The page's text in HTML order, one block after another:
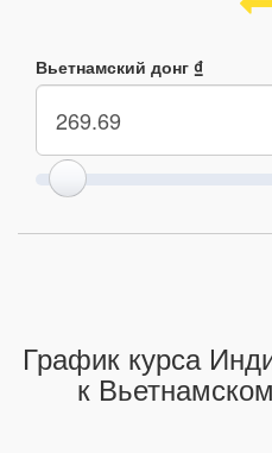
Вьетнамский донг ₫
График курса
к